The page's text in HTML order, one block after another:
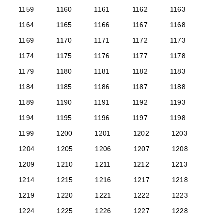
1159
1160 1161 1162
1163
1164
1165 1166 1167
1168
1169
1170 1171 1172
1173
1174
1175 1176 1177
1178
1179
1180 1181 1182
1183
1184
1185 1186 1187
1188
1189
1190 1191 1192
1193
1194
1195 1196 1197
1198
1199
1200 1201 1202
1203
1204
1205 1206 1207
1208
1209
1210 1211 1212
1213
1214
1215 1216 1217
1218
1219
1220 1221 1222
1223
1224
1225 1226 1227
1228